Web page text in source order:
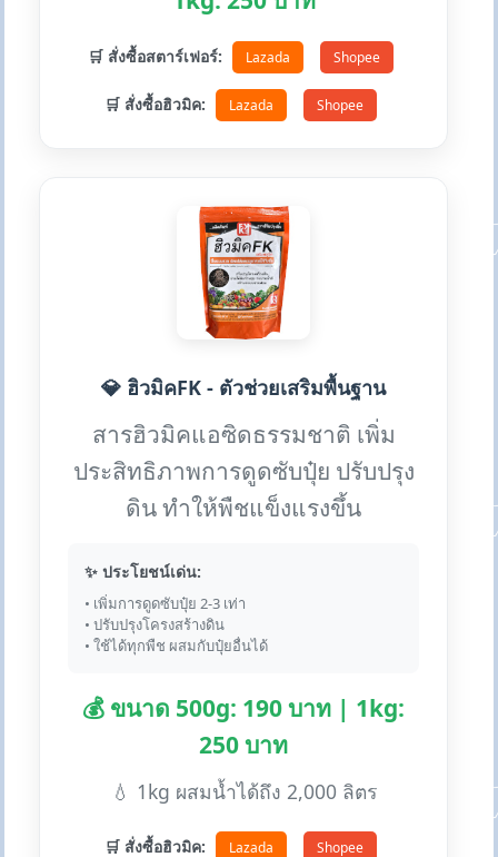
🛒 สั่งซื้อสตาร์เฟอร์: Lazada Shopee
🛒 สั่งซื้อฮิวมิค: Lazada Shopee
💎 ฮิวมิคFK - ตัวช่วยเสริมพื้นฐาน
สารฮิวมิคแอซิดธรรมชาติ เพิ่ม
ประสิทธิภาพการดูดซับปุ๋ย ปรับปรุง
ดิน ทำให้พืชแข็งแรงขึ้น
✨ ประโยชน์เด่น:
• เพิ่มการดูดซับปุ๋ย 2-3 เท่า
• ปรับปรุงโครงสร้างดิน
• ใช้ได้ทุกพืช ผสมกับปุ๋ยอื่นได้
💰 ขนาด 500g: 190 บาท | 1kg:
250 บาท
💧 1kg ผสมน้ำได้ถึง 2,000 ลิตร
🛒 สั่งซื้อฮิวมิค: Lazada Shopee